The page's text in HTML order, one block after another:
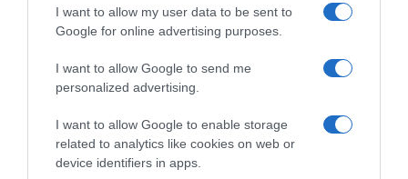
I want to allow my user data to be sent to
Google for online advertising purposes.
I want to allow Google to send me
personalized advertising.
I want to allow Google to enable storage
related to analytics like cookies on web or
device identifiers in apps.